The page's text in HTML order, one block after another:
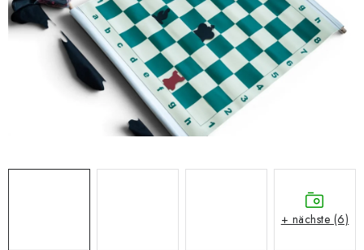
SCHACH-MERCH
SCHACH GESCHENKE
GESCHÄFTSBEDINGUNGEN
KONTAKT
+ nächste (6)